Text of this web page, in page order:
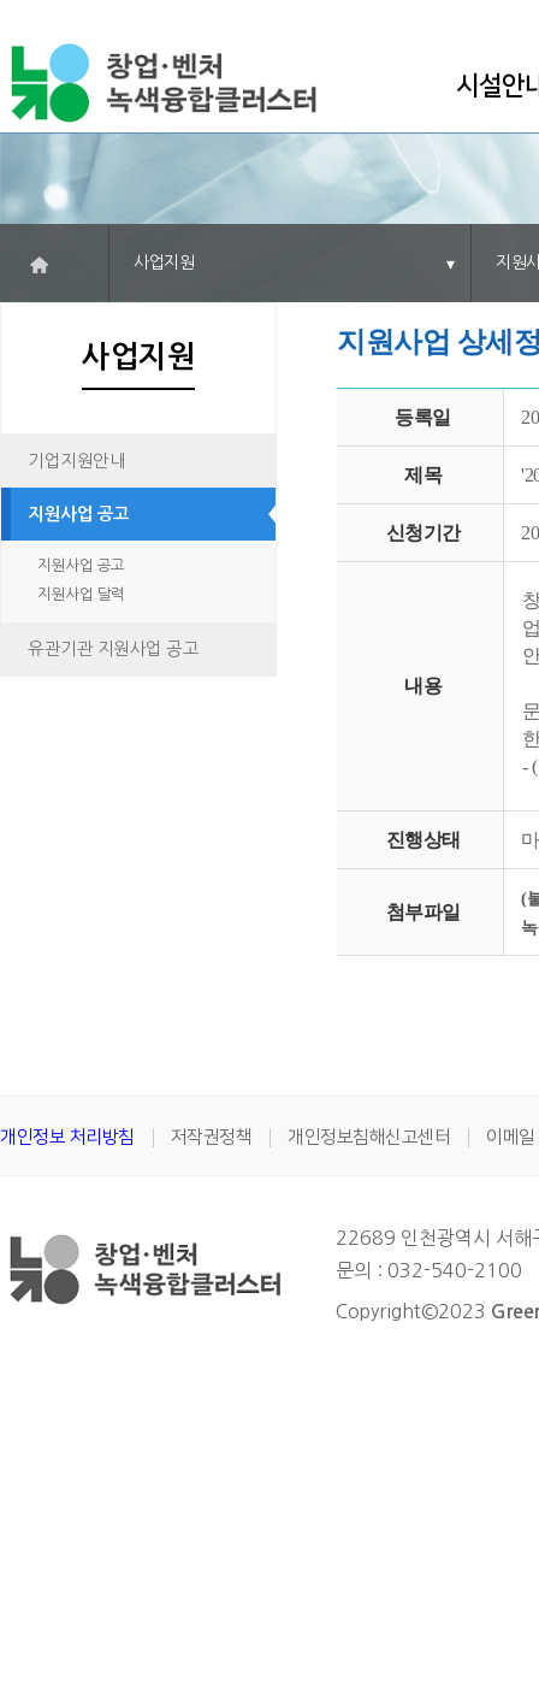
시설안
사업지원 지원
사업지원
기업지원안내
지원사업 공고
지원사업 공고
지원사업 달력
유관기관 지원사업 공고
지원사업 상세
등록일
제목
신청기간
내용
-
진행상태
첨부파일
(
개인정보 처리방침 저작권정책 개인정보침해신고센터 이메
22689 인천광역시 서해
문의 : 032-540-2100
Copyright©2023